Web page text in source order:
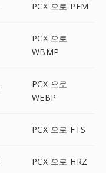
PCX 으로 PFM
PCX 으로
WBMP
PCX 으로
WEBP
PCX 으로 FTS
PCX 으로 HRZ